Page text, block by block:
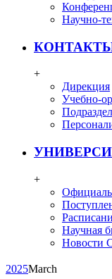
Научно-
+
Дирекция
Учебно-
+
Научная
Новости
2025March